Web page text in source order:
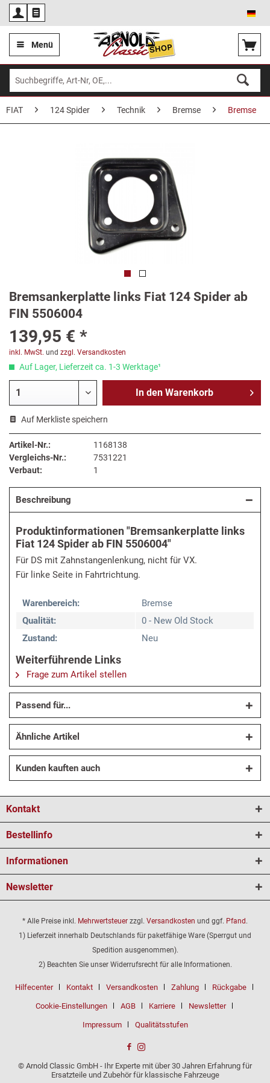
Menü
FIAT 124 Spider Technik Bremse Bremse
Bremsankerplatte links Fiat 124 Spider ab
FIN 5506004
139,95 € *
inkl. MwSt. und zzgl. Versandkosten
Auf Lager, Lieferzeit ca. 1-3 Werktage¹
In den Warenkorb
Auf Merkliste speichern
Artikel-Nr.:
1168138
Vergleichs-Nr.:
7531221
Verbaut:
1
Beschreibung
Produktinformationen "Bremsankerplatte links
Fiat 124 Spider ab FIN 5506004"
Für DS mit Zahnstangenlenkung, nicht für VX.
Für linke Seite in Fahrtrichtung.
Warenbereich:
Bremse
Qualität:
0 - New Old Stock
Zustand:
Neu
Weiterführende Links
Frage zum Artikel stellen
Passend für...
Ähnliche Artikel
Kunden kauften auch
Kontakt
Bestellinfo
Informationen
Newsletter
* Alle Preise inkl. Mehrwertsteuer zzgl. Versandkosten und ggf. Pfand.
1) Lieferzeit innerhalb Deutschlands für paketfähige Ware (Sperrgut und
Spedition ausgenommen).
2) Beachten Sie unser Widerrufsrecht für alle Informationen.
Hilfecenter Kontakt Versandkosten Zahlung Rückgabe
Cookie-Einstellungen AGB Karriere Newsletter
Impressum Qualitätsstufen
© Arnold Classic GmbH - Ihr Experte mit über 30 Jahren Erfahrung für
Ersatzteile und Zubehör für klassische Fahrzeuge